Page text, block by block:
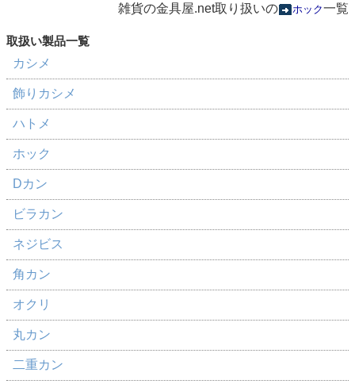
雑貨の金具屋.net取り扱いの
ホック一覧
カシメ
飾りカシメ
ハトメ
ホック
Dカン
ビラカン
ネジビス
角カン
オクリ
丸カン
二重カン